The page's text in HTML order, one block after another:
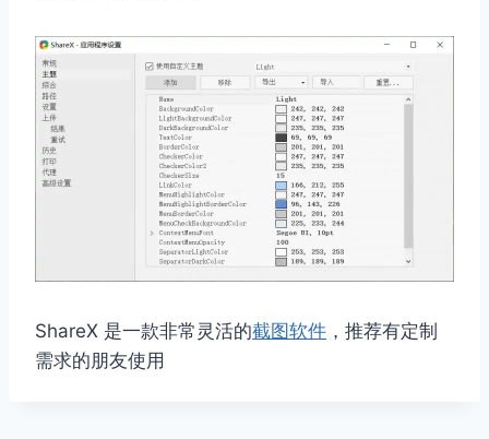
ShareX 是一款非常灵活的截图软件 ，推荐有定制
需求的朋友使用